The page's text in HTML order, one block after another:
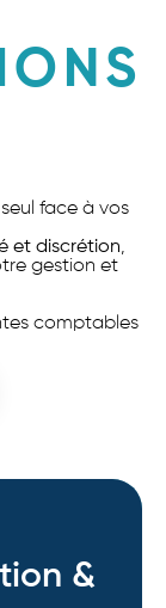
seul face à vos
et discrétion,
gestion et
comptables
&
&